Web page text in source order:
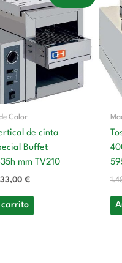
Calor
de cinta
Buffet
mm TV210
€.
€
actual
es:
733,00 €.